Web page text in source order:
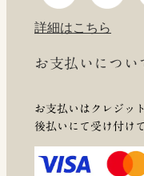
詳細はこちら
お支払いについ
お支払いはクレジッ
後払いにて受け付け